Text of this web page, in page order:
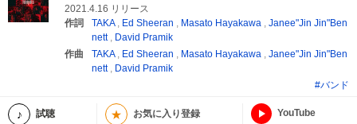
2021.4.16 リリース
作詞
TAKA , Ed Sheeran , Masato Hayakawa ,Janee"Jin Jin"Ben
nett , David Pramik
作曲
TAKA , Ed Sheeran , Masato Hayakawa ,Janee"Jin Jin"Ben
nett , David Pramik
#バンド
試聴 ★ お気に入り登録 YouTube